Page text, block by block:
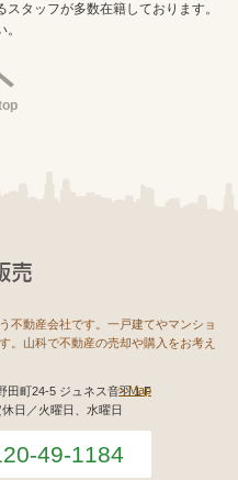
タッフが多数在籍しております。
不動産会社です。一戸建てやマンショ
。山科で不動産の売却や購入をお考え
Map
田町24-5 ジュネス音羽１F
日／火曜日、水曜日
49-1184